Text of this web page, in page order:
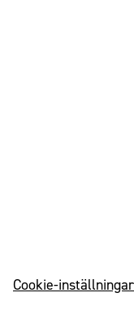
Cookie-inställningar